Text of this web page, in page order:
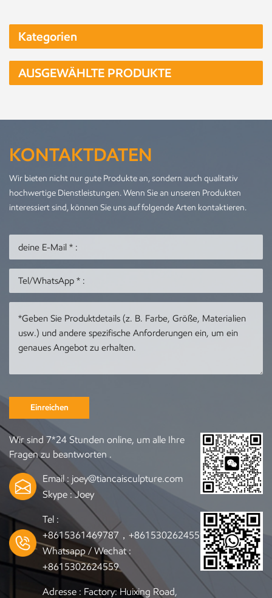
Kategorien
AUSGEWÄHLTE PRODUKTE
KONTAKTDATEN
Wir bieten nicht nur gute Produkte an, sondern auch qualitativ
hochwertige Dienstleistungen. Wenn Sie an unseren Produkten
interessiert sind, können Sie uns auf folgende Arten kontaktieren.
Einreichen
Wir sind 7*24 Stunden online, um alle Ihre
Fragen zu beantworten .
Email : joey@tiancaisculpture.com
Skype :Joey
Tel :
+8615361469787，+8615302624559
Whatsapp / Wechat :
+8615302624559
Adresse : Factory: Huixing Road,